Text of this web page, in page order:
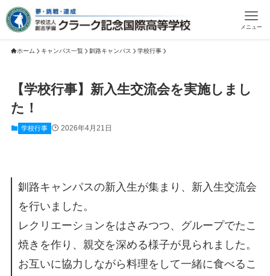
メニュー
ホーム キャンパス一覧 釧路キャンパス 学校行事
【学校行事】新入生交流会を実施しまし
た！
学校行事 2026年4月21日
釧路キャンパスの新入生が集まり、新入生交流会
を行いました。
レクリエーションをはさみつつ、グループでたこ
焼きを作り、親交を深める様子が見られました。
お互いに協力しながら料理をして一緒に食べるこ